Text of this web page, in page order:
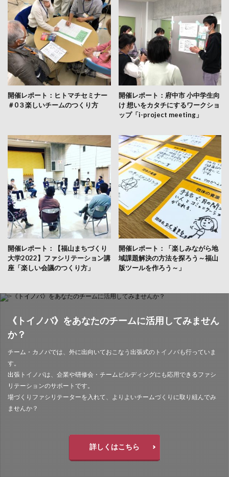
開催レポート：ヒトマチセミナー
＃0３楽しいチームのつくり方
開催レポート：府中市 小中学生向
け 想いをカタチにするワークショ
ップ「i-project meeting」
開催レポート：【福山まちづくり
大学2022】ファシリテーション講
座「楽しい会議のつくり方」
開催レポート：「楽しみながら地
域課題解決の方法を探ろう～福山
版ツールを作ろう～」
《トイノバ》をあなたのチームに活用してみません
か？
チーム・カノバでは、外に出向いておこなう出張式のトイノバも行っていま
す。
出張トイノバは、企業や研修会・チームビルディングにも応用できるファシ
リテーションのサポートです。
場づくりファシリテーターを入れて、よりよいチームづくりに取り組んでみ
ませんか？
詳しくはこちら